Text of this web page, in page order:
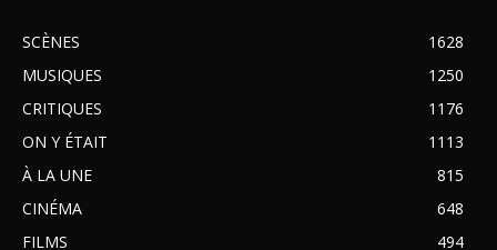
SCÈNES
1628
MUSIQUES
1250
CRITIQUES
1176
ON Y ÉTAIT
1113
À LA UNE
815
CINÉMA
648
FILMS
494